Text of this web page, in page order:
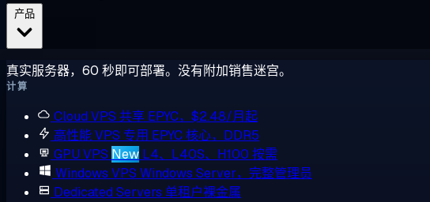
真实服务器，60 秒即可部署。没有附加销售迷宫。
计算
Cloud VPS 共享 EPYC，$2.48/月起
高性能 VPS 专用 EPYC 核心，DDR5
GPU VPS New L4、L40S、H100 按需
Windows VPS Windows Server，完整管理员
Dedicated Servers 单租户裸金属